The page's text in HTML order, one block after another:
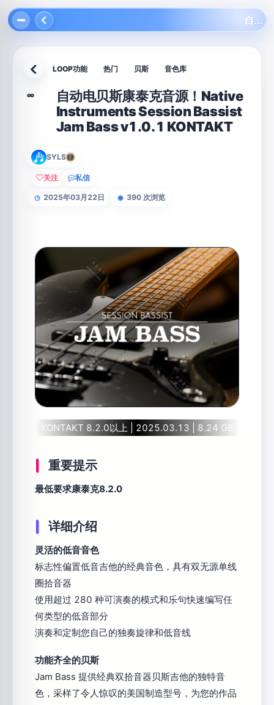
返回 LOOP功能 热门 贝斯 音色库
∞
自动电贝斯康泰克音源！Native
Instruments Session Bassist
Jam Bass v1.0.1 KONTAKT
SYLS
关注 私信
◷ 2025年03月22日 ◉ 390 次浏览
KONTAKT 8.2.0以上 | 2025.03.13 | 8.24 GB
重要提示
最低要求康泰克8.2.0
详细介绍
灵活的低音音色
标志性偏置低音吉他的经典音色，具有双无源单线
圈拾音器
使用超过 280 种可演奏的模式和乐句快速编写任
何类型的低音部分
演奏和定制您自己的独奏旋律和低音线
功能齐全的贝斯
Jam Bass 提供经典双拾音器贝斯吉他的独特音
色，采样了令人惊叹的美国制造型号，为您的作品
自动电贝斯康泰克音源！Native Instruments Session Bassist Jam Bass v1.0.1 KONTAKT